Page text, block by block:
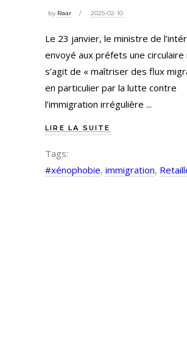
by Raar 2025-02-10
Le 23 janvier, le ministre de
envoyé aux préfets une circulaire
s’agit de « maîtriser des flux
en particulier par la lutte contre
l’immigration irrégulière
LIRE LA SUITE
Tags:
#xénophobie, immigration,